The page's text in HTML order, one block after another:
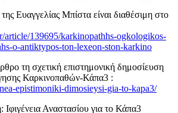
Ευαγγελίας Μπίστα είναι διαθέσιμη στο
article/139695/karkinopathhs-ogkologikos-
o-antiktypos-ton-lexeon-ston-karkino
τη σχετική επιστημονική δημοσίευση
Καρκινοπαθών-Κάπα3 :
epistimoniki-dimosieysi-gia-to-kapa3/
Αναστασίου για το Κάπα3